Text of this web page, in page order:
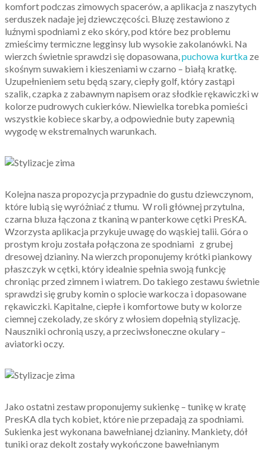
komfort podczas zimowych spacerów, a aplikacja z naszytych
serduszek nadaje jej dziewczęcości. Bluzę zestawiono z
luźnymi spodniami z eko skóry, pod które bez problemu
zmieścimy termiczne legginsy lub wysokie zakolanówki. Na
wierzch świetnie sprawdzi się dopasowana,puchowa kurtka ze
skośnym suwakiem i kieszeniami w czarno – białą kratkę.
Uzupełnieniem setu będą szary, ciepły golf, który zastąpi
szalik, czapka z zabawnym napisem oraz słodkie rękawiczki w
kolorze pudrowych cukierków. Niewielka torebka pomieści
wszystkie kobiece skarby, a odpowiednie buty zapewnią
wygodę w ekstremalnych warunkach.
Kolejna nasza propozycja przypadnie do gustu dziewczynom,
które lubią się wyróżniać z tłumu. W roli głównej przytulna,
czarna bluza łączona z tkaniną w panterkowe cętki PresKA.
Wzorzysta aplikacja przykuje uwagę do wąskiej talii. Góra o
prostym kroju została połączona ze spodniami z grubej
dresowej dzianiny. Na wierzch proponujemy krótki piankowy
płaszczyk w cętki, który idealnie spełnia swoją funkcję
chroniąc przed zimnem i wiatrem. Do takiego zestawu świetnie
sprawdzi się gruby komin o splocie warkocza i dopasowane
rękawiczki. Kapitalne, ciepłe i komfortowe buty w kolorze
ciemnej czekolady, ze skóry z włosiem dopełnią stylizację.
Nauszniki ochronią uszy, a przeciwsłoneczne okulary –
aviatorki oczy.
Jako ostatni zestaw proponujemy sukienkę – tunikę w kratę
PresKA dla tych kobiet, które nie przepadają za spodniami.
Sukienka jest wykonana bawełnianej dzianiny. Mankiety, dół
tuniki oraz dekolt zostały wykończone bawełnianym